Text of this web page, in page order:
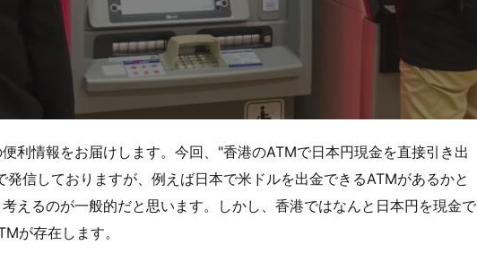
利情報をお届けします。今回、"香港のATMで日本円現金を直接引き出
発信しておりますが、例えば日本で米ドルを出金できるATMがあるかと
えるのが一般的だと思います。しかし、香港ではなんと日本円を現金で
が存在します。